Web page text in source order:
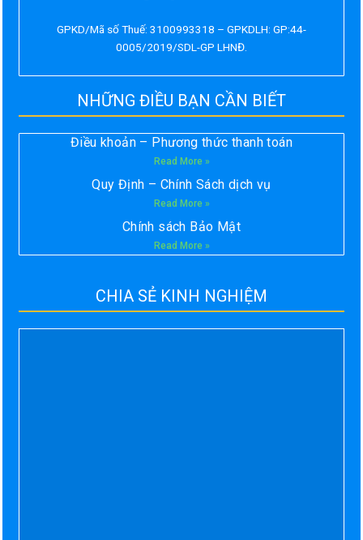
GPKD/Mã số Thuế: 3100993318 – GPKDLH: GP:44-
0005/2019/SDL-GP LHNĐ.
NHỮNG ĐIỀU BẠN CẦN BIẾT
Điều khoản – Phương thức thanh toán
Read More »
Quy Định – Chính Sách dịch vụ
Read More »
Chính sách Bảo Mật
Read More »
CHIA SẺ KINH NGHIỆM